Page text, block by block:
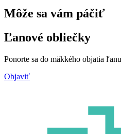
Môže sa vám páčiť
Ľanové obliečky
Ponorte sa do mäkkého objatia ľanu
Objaviť